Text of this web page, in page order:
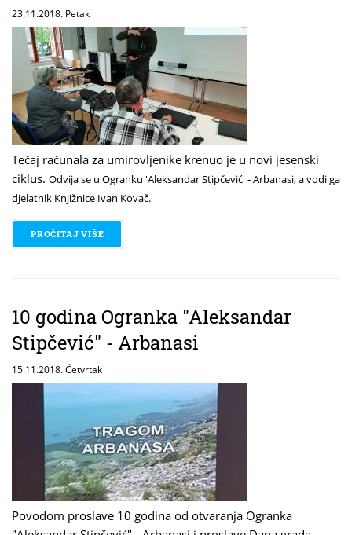
23.11.2018. Petak
Tečaj računala za umirovljenike krenuo je u novi jesenski
ciklus. Odvija se u Ogranku 'Aleksandar Stipčević' - Arbanasi, a vodi ga
djelatnik Knjižnice Ivan Kovač.
PROČITAJ VIŠE
10 godina Ogranka "Aleksandar
Stipčević" - Arbanasi
15.11.2018. Četvrtak
Povodom proslave 10 godina od otvaranja Ogranka